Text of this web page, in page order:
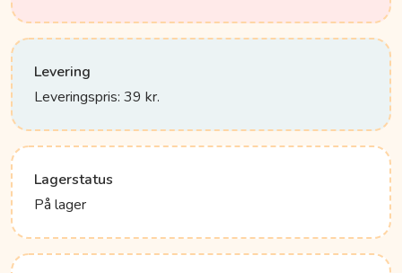
Levering
Leveringspris: 39 kr.
Lagerstatus
På lager